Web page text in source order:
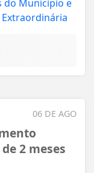
06 DE AGO
2 meses